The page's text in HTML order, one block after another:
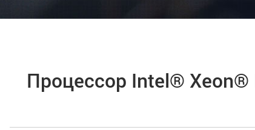
Процессор Intel® Xeon®